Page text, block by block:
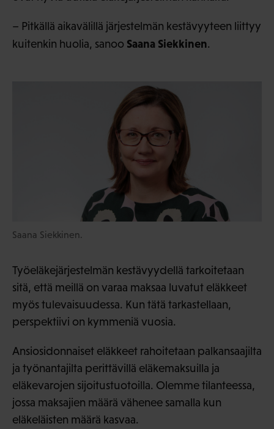
– Pitkällä aikavälillä järjestelmän kestävyyteen liittyy
kuitenkin huolia, sanoo Saana Siekkinen.
Saana Siekkinen.
Työeläkejärjestelmän kestävyydellä tarkoitetaan
sitä, että meillä on varaa maksaa luvatut eläkkeet
myös tulevaisuudessa. Kun tätä tarkastellaan,
perspektiivi on kymmeniä vuosia.
Ansiosidonnaiset eläkkeet rahoitetaan palkansaajilta
ja työnantajilta perittävillä eläkemaksuilla ja
eläkevarojen sijoitustuotoilla. Olemme tilanteessa,
jossa maksajien määrä vähenee samalla kun
eläkeläisten määrä kasvaa.